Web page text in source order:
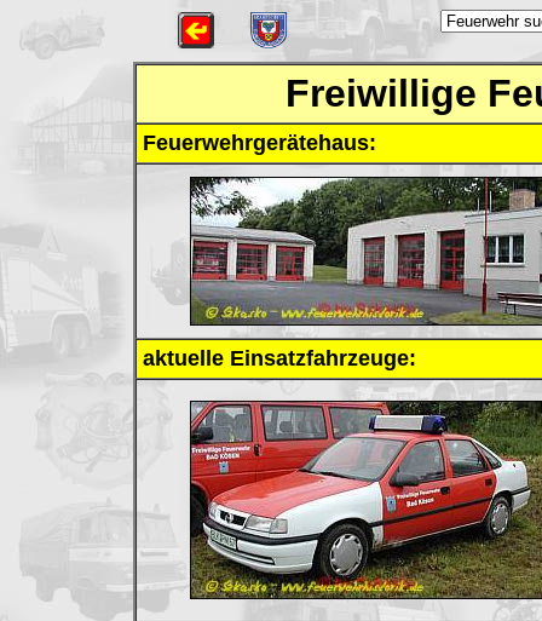
Freiwillige
Feuerwehrgerätehaus:
aktuelle Einsatzfahrzeuge: